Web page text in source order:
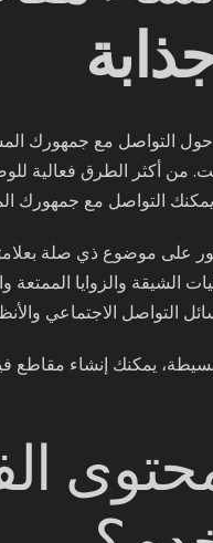
حول التواصل مع جمهورك
من أكثر الطرق فعالية
يمكنك التواصل مع جمهورك
على موضوع ذي صلة
الشيقة والزوايا
التواصل الاجتماعي
يمكنك إنشاء